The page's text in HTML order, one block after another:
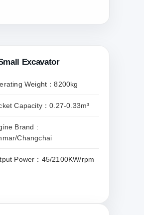
Excavator
Weight：8200kg
Capacity：0.27-0.33m³
Brand :
Changchai
Power：45/2100KW/rpm